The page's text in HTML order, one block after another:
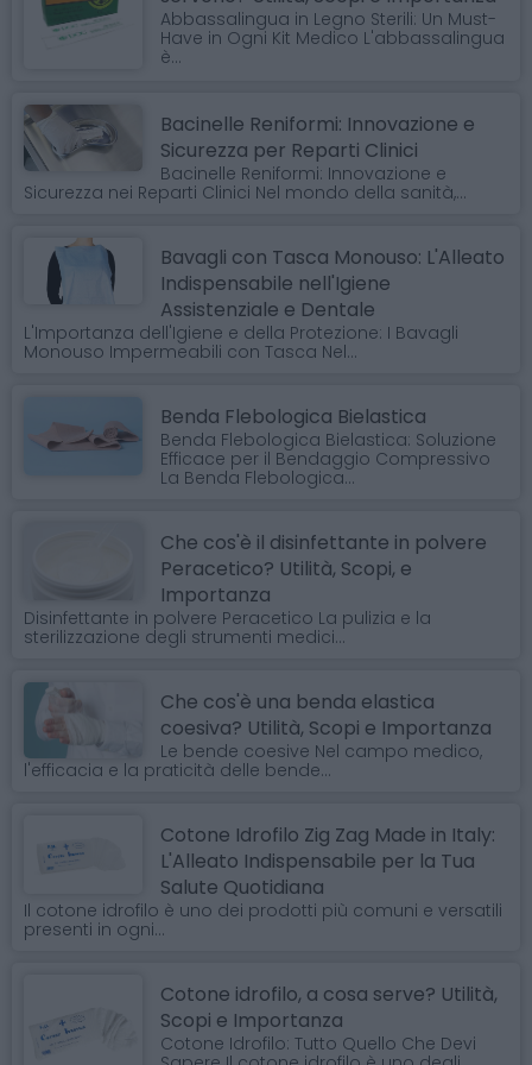
Abbassalingua in Legno Sterili: Un Must-
Have in Ogni Kit Medico L'abbassalingua
è...
Bacinelle Reniformi: Innovazione e
Sicurezza per Reparti Clinici
Bacinelle Reniformi: Innovazione e
Sicurezza nei Reparti Clinici Nel mondo della sanità,...
Bavagli con Tasca Monouso: L'Alleato
Indispensabile nell'Igiene
Assistenziale e Dentale
L'Importanza dell'Igiene e della Protezione: I Bavagli
Monouso Impermeabili con Tasca Nel...
Benda Flebologica Bielastica
Benda Flebologica Bielastica: Soluzione
Efficace per il Bendaggio Compressivo
La Benda Flebologica...
Che cos'è il disinfettante in polvere
Peracetico? Utilità, Scopi, e
Importanza
Disinfettante in polvere Peracetico La pulizia e la
sterilizzazione degli strumenti medici...
Che cos'è una benda elastica
coesiva? Utilità, Scopi e Importanza
Le bende coesive Nel campo medico,
l'efficacia e la praticità delle bende...
Cotone Idrofilo Zig Zag Made in Italy:
L'Alleato Indispensabile per la Tua
Salute Quotidiana
Il cotone idrofilo è uno dei prodotti più comuni e versatili
presenti in ogni...
Cotone idrofilo, a cosa serve? Utilità,
Scopi e Importanza
Cotone Idrofilo: Tutto Quello Che Devi